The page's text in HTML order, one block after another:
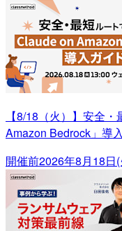
【8/18（火）】安全
Amazon Bedrock」導
開催前2026年8月18日